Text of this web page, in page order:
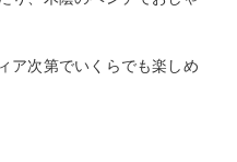
ア次第でいくらでも楽しめ